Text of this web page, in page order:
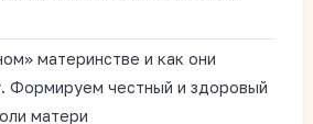
материнстве и как они
Формируем честный и здоровый
матери